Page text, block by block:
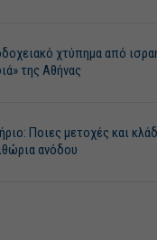
χτύπημα από
της Αθήνας
Ποιες μετοχές και
ανόδου